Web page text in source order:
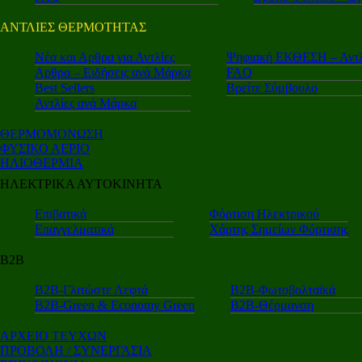
ΑΝΤΛΙΕΣ ΘΕΡΜΟΤΗΤΑΣ
Nέα και Αρθρα για Αντλίες
Αρθρα – Ειδήσεις ανά Μάρκα
Best Sellers
Αντλίες ανά Μάρκα
Ψηφιακή ΕΚΘΕΣΗ –
FAQ
Βρείτε Σύμβουλο
ΘΕΡΜΟΜΟΝΩΣΗ
ΦΥΣΙΚΟ ΑΕΡΙΟ
ΗΛΙΟΘΕΡΜΙΑ
ΗΛΕΚΤΡΙΚΑ ΑΥΤΟΚΙΝΗΤΑ
Επιβατικά
Επαγγελματικά
Φόρτιση Ηλεκτρικού
Χάρτης Σημείων Φόρτισης
Β2Β
Β2Β-Γλιτώστε Λεφτά
Β2Β-Green & Economy Green
Β2Β-Φωτοβολταϊκά
Β2Β-Θέρμανση
ΑΡΧΕΙΟ ΤΕΥΧΩΝ
ΠΡΟΒΟΛΗ / ΣΥΝΕΡΓΑΣΙΑ